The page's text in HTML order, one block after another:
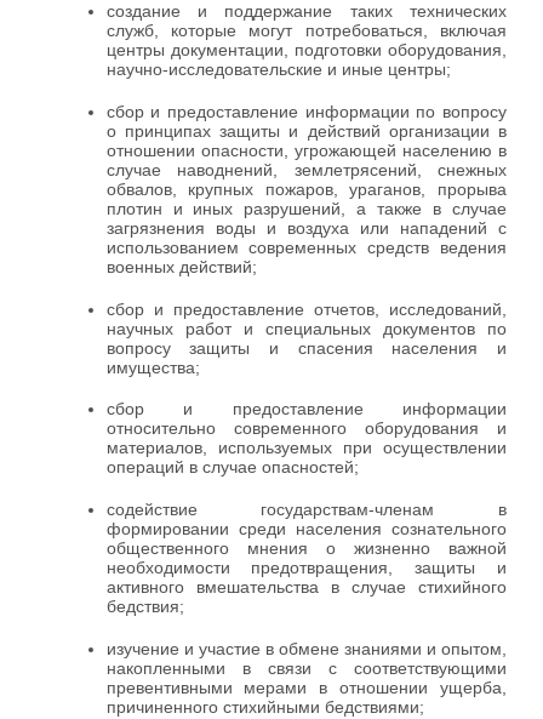
создание и поддержание таких технических
служб, которые могут потребоваться, включая
центры документации, подготовки оборудования,
научно-исследовательские и иные центры;
сбор и предоставление информации по вопросу
о принципах защиты и действий организации в
отношении опасности, угрожающей населению в
случае наводнений, землетрясений, снежных
обвалов, крупных пожаров, ураганов, прорыва
плотин и иных разрушений, а также в случае
загрязнения воды и воздуха или нападений с
использованием современных средств ведения
военных действий;
сбор и предоставление отчетов, исследований,
научных работ и специальных документов по
вопросу защиты и спасения населения и
имущества;
сбор и предоставление информации
относительно современного оборудования и
материалов, используемых при осуществлении
операций в случае опасностей;
содействие государствам-членам в
формировании среди населения сознательного
общественного мнения о жизненно важной
необходимости предотвращения, защиты и
активного вмешательства в случае стихийного
бедствия;
изучение и участие в обмене знаниями и опытом,
накопленными в связи с соответствующими
превентивными мерами в отношении ущерба,
причиненного стихийными бедствиями;